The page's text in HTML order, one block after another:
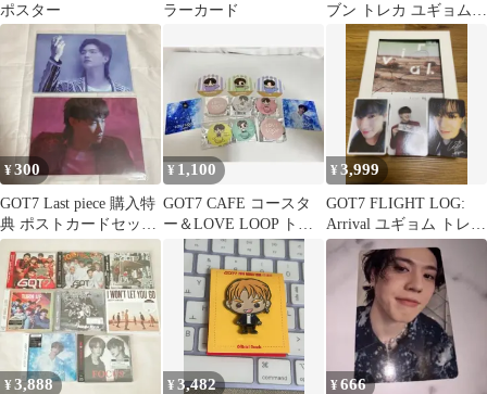
ポスター
ラーカード
ブン トレカ ユギョム
just right
¥300
GOT7 Last piece 購入特
典 ポストカードセット
2種
¥ 1,100
GOT7 CAFE コースタ
ー＆LOVE LOOP トレ
カ、缶バッチセット
¥3,999
GOT7 FLIGHT LOG:
Arrival ユギョム トレ
カ・サイン入り
¥3,888 ¥3,482 ¥666